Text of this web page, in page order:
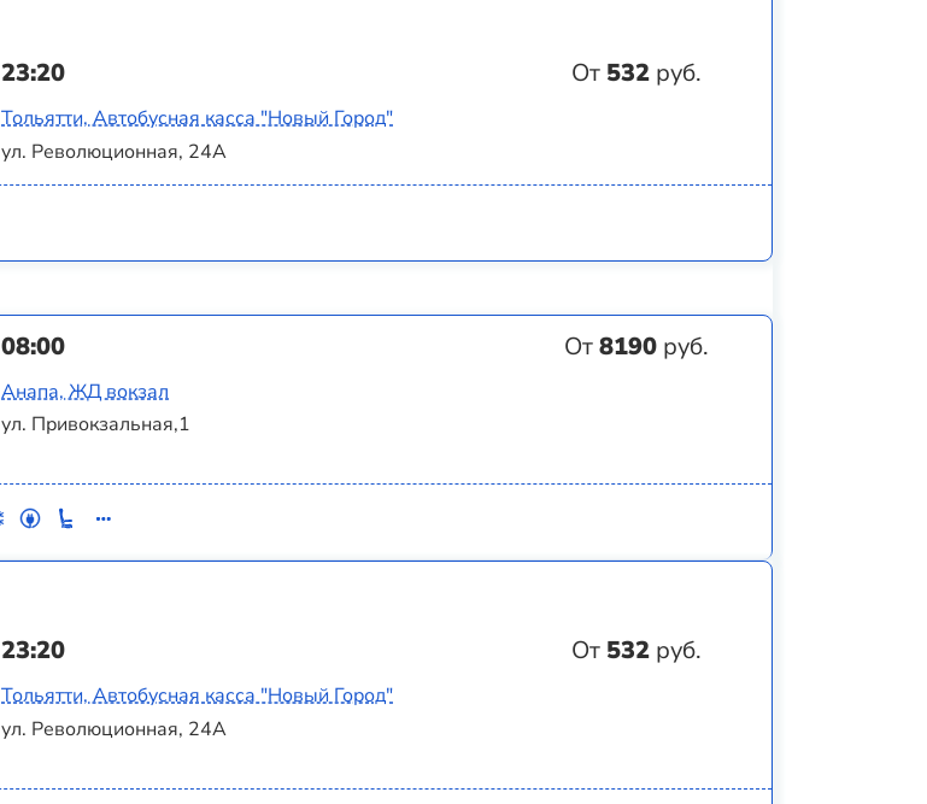
23:20 От 532 руб.
Тольятти, Автобусная касса "Новый Город"
ул. Революционная, 24А
08:00 От8190 руб.
Анапа, ЖД вокзал
ул. Привокзальная,1
23:20 От 532 руб.
Тольятти, Автобусная касса "Новый Город"
ул. Революционная, 24А